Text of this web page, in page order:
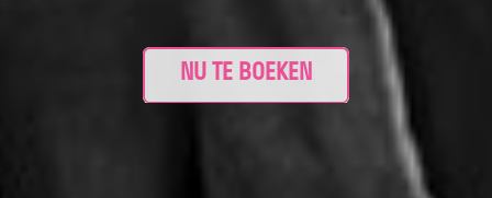
NU TE BOEKEN